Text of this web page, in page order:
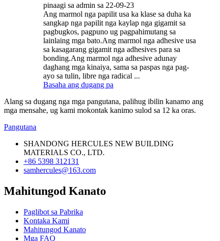
pinaagi sa admin sa 22-09-23
Ang marmol nga papilit usa ka klase sa duha ka
sangkap nga papilit nga kaylap nga gigamit sa
pagbugkos, pagpuno ug pagpahimutang sa
lainlaing mga bato.Ang marmol nga adhesive usa
sa kasagarang gigamit nga adhesives para sa
bonding.Ang marmol nga adhesive adunay
daghang mga kinaiya, sama sa paspas nga pag-
ayo sa tulin, libre nga radical ...
Basaha ang dugang pa
Alang sa dugang nga mga pangutana, palihug ibilin kanamo ang
mga mensahe, ug kami mokontak kanimo sulod sa 12 ka oras.
Pangutana
SHANDONG HERCULES NEW BUILDING
MATERIALS CO., LTD.
+86 5398 312131
samhercules@163.com
Mahitungod Kanato
Paglibot sa Pabrika
Kontaka Kami
Mahitungod Kanato
Mga FAQ